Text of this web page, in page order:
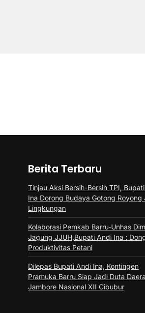
Berita Terbaru
Tinjau Aksi Bersih-Bersih TPI,
Ina Dorong Budaya Gotong Royong
Lingkungan
Kolaborasi Pemkab Barru-Unhas
Jagung JJUH,Bupati Andi Ina :
Produktivitas Petani
Dilepas Bupati Andi Ina, Kontingen
Pramuka Barru Siap Jadi Duta
Jambore Nasional XII Cibubur